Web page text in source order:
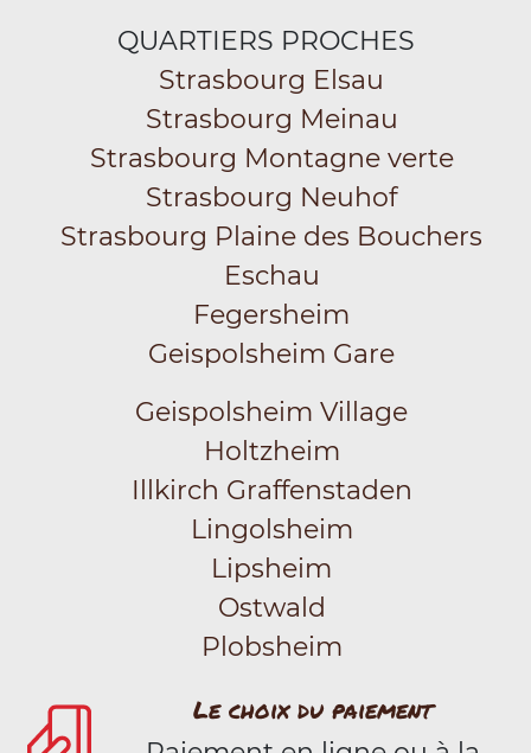
QUARTIERS PROCHES
Strasbourg Elsau
Strasbourg Meinau
Strasbourg Montagne verte
Strasbourg Neuhof
Strasbourg Plaine des Bouchers
Eschau
Fegersheim
Geispolsheim Gare
Geispolsheim Village
Holtzheim
Illkirch Graffenstaden
Lingolsheim
Lipsheim
Ostwald
Plobsheim
Le choix du paiement